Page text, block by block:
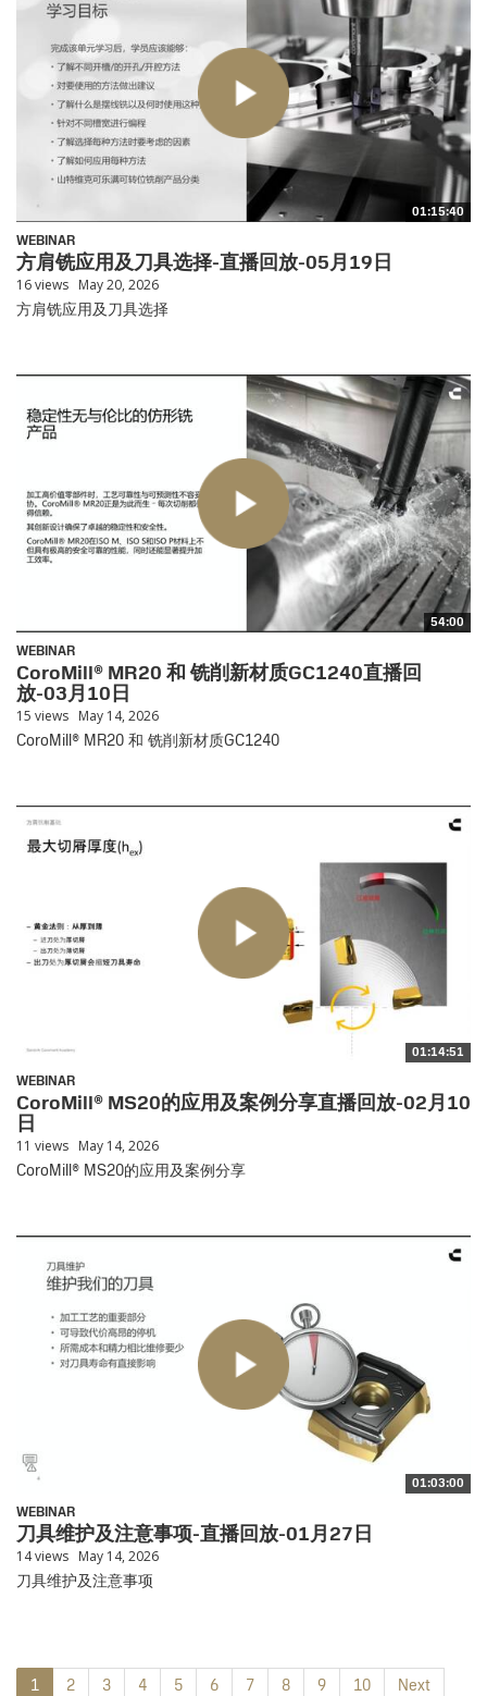
01:15:40
WEBINAR
方肩铣应用及刀具选择-直播回放-05月19日
16 views May 20, 2026
方肩铣应用及刀具选择
54:00
WEBINAR
CoroMill® MR20 和 铣削新材质GC1240直播回
放-03月10日
15 views May 14, 2026
CoroMill® MR20 和 铣削新材质GC1240
01:14:51
WEBINAR
CoroMill® MS20的应用及案例分享直播回放-02月10
日
11 views May 14, 2026
CoroMill® MS20的应用及案例分享
01:03:00
WEBINAR
刀具维护及注意事项-直播回放-01月27日
14 views May 14, 2026
刀具维护及注意事项
1 2 3 4 5 6 7 8 9 10 Next